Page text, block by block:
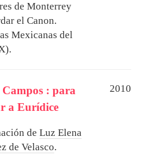
de Monterrey
el Canon.
Mexicanas del
: para
a Eurídice
2010
de Luz Elena
de Velasco.